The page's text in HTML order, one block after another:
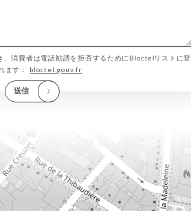
消費者は電話勧誘を拒否するためにBloctelリストに登
ます： bloctel.gouv.fr
送信